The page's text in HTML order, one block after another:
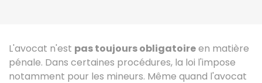
L'avocat n'est pas toujours obligatoireen matière
pénale. Dans certaines procédures, la loi l'impose
notamment pour les mineurs. Même quand l'avocat